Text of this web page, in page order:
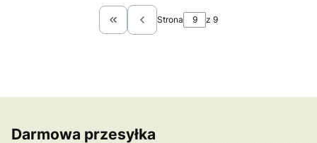
Wróć do pierwszej strony z produktami
Strona z 9
Darmowa przesyłka